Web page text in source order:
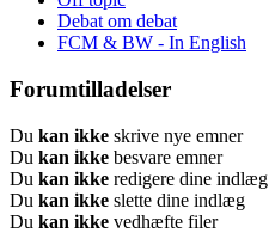
Debat om debat
FCM & BW - In English
Forumtilladelser
Du kan ikke skrive nye emner
Du kan ikke besvare emner
Du kan ikke redigere dine indlæg
Du kan ikke slette dine indlæg
Du kan ikke vedhæfte filer